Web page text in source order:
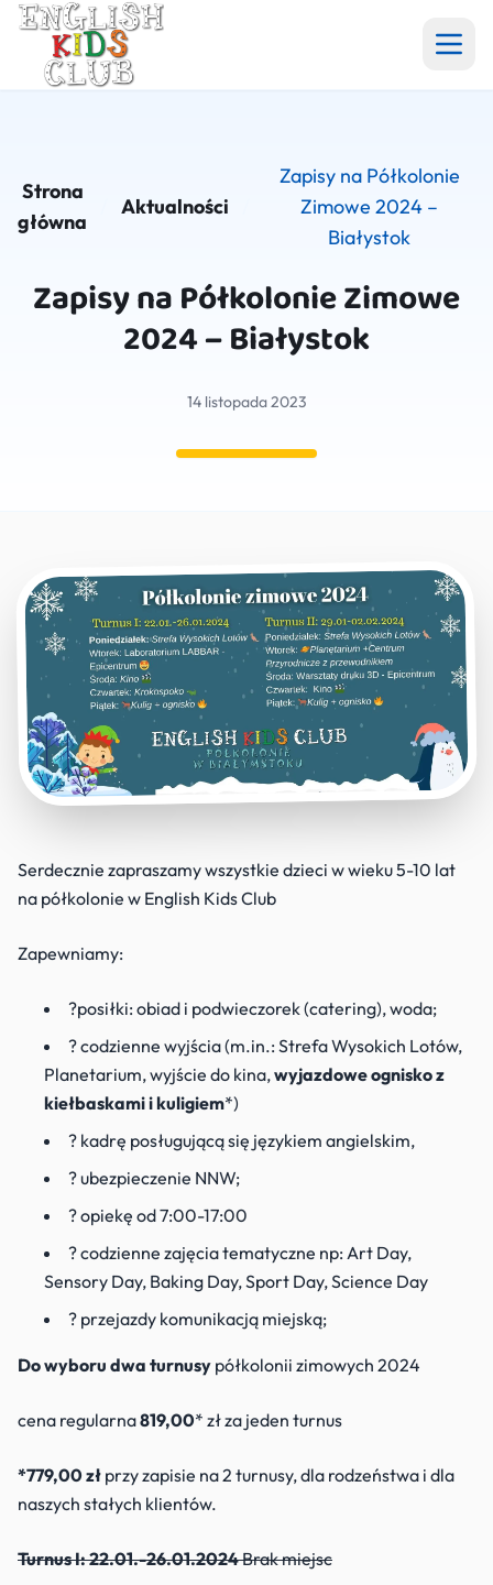
Angielski w szkole i przedszkolu
Grupy
Strona
główna
Aktualności
Zapisy na Półkolonie
Zimowe 2024 –
Białystok
Zapisy na Półkolonie Zimowe
2024 – Białystok
14 listopada 2023
Serdecznie zapraszamy wszystkie dzieci w wieku 5-10 lat
na półkolonie w English Kids Club
Zapewniamy:
?posiłki: obiad i podwieczorek (catering), woda;
? codzienne wyjścia (m.in.: Strefa Wysokich Lotów,
Planetarium, wyjście do kina,wyjazdowe ognisko z
kiełbaskamii kuligiem*)
? kadrę posługującą się językiem angielskim,
? ubezpieczenie NNW;
? opiekę od 7:00-17:00
? codzienne zajęcia tematyczne np: Art Day,
Sensory Day, Baking Day, Sport Day, Science Day
? przejazdy komunikacją miejską;
Do wyboru dwa turnusy półkolonii zimowych 2024
cena regularna819,00* zł za jeden turnus
*779,00 zł przy zapisie na 2 turnusy, dla rodzeństwa i dla
naszych stałych klientów.
Turnus I: 22.01.-26.01.2024Brak miejsc